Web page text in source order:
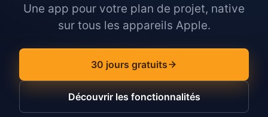
Une app pour votre plan de projet, native
sur tous les appareils Apple.
30 jours gratuits
Découvrir les fonctionnalités